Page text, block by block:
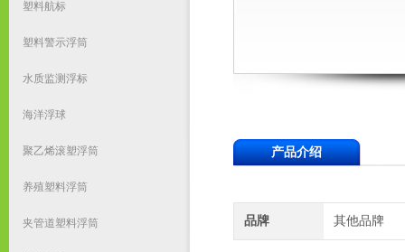
塑料航标
塑料警示浮筒
水质监测浮标
海洋浮球
聚乙烯滚塑浮筒
养殖塑料浮筒
夹管道塑料浮筒
产品介绍
品牌 其他品牌